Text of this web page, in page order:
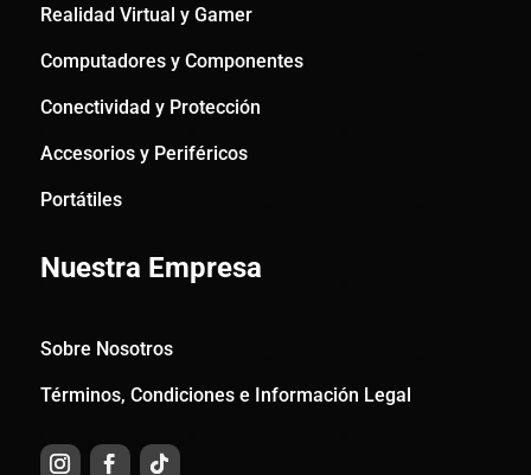
Realidad Virtual y Gamer
Computadores y Componentes
Conectividad y Protección
Accesorios y Periféricos
Portátiles
Nuestra Empresa
Sobre Nosotros
Términos, Condiciones e Información Legal